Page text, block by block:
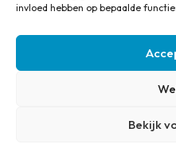
invloed hebben op bepaalde
Bekijk
Documenten
Retourbeleid
Ondernemingsnummer